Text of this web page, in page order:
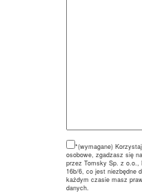
*(wymagane)
osobowe, zgadzasz się
przez Tomsky Sp. z o.o.,
16b/6, co jest niezbędne
każdym czasie masz
danych.